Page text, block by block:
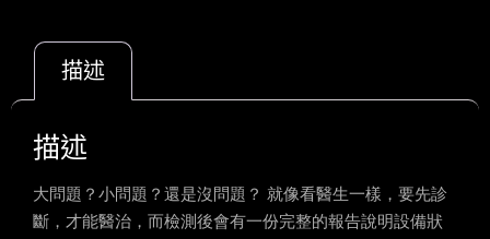
描述
描述
大問題？小問題？還是沒問題？ 就像看醫生一樣，要先診
斷，才能醫治，而檢測後會有一份完整的報告說明設備狀